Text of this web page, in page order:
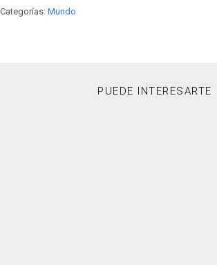
Categorías: Mundo
PUEDE INTERESARTE